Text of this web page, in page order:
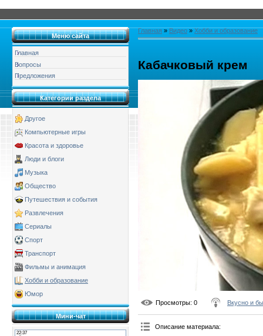
Меню сайта
Главная
Вопросы
Предложения
Категории раздела
Другое
Компьютерные игры
Красота и здоровье
Люди и блоги
Музыка
Общество
Путешествия и события
Развлечения
Сериалы
Спорт
Транспорт
Фильмы и анимация
Хобби и образование
Юмор
Мини-чат
Главная » Видео » Хобби и образование
Кабачковый крем
Просмотры: 0 Вкусно и
Описание материала: